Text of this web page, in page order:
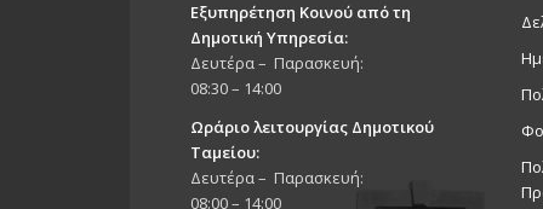
Εξυπηρέτηση Κοινού από τη
Δημοτική Υπηρεσία:
Δευτέρα – Παρασκευή:
08:30 – 14:00
Ωράριο λειτουργίας Δημοτικού
Ταμείου:
Δευτέρα – Παρασκευή:
08:00 – 14:00